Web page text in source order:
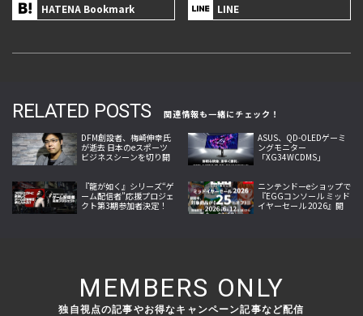
HATENA Bookmark LINE
RELATED POSTS
関連情報も一緒にチェック！
DFM創設者、梅崎伸幸氏
が逝去 日本のeスポーツ
ビジネスシーンを切り開
ASUS、QD-OLEDゲーミ
ングモニター
「XG34WCDMS」
『龍が如く』シリーズ“ゲ
ーム配信者”応援プロジェ
クト第3期参加者決定！
ニンテンドーeショップで
『EGGコンソール ミッド
イヤーセール 2026』開
MEMBERS ONLY
独自視点の記事やお得なキャンペーン記事など配信